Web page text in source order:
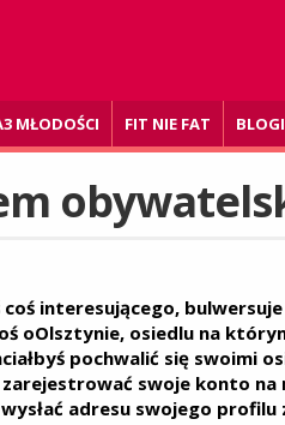
MŁODOŚCI FIT NIE FAT BLOGI
coś interesującego,
oOlsztynie, osiedlu na
pochwalić się swoimi
swoje konto na
adresu swojego profilu